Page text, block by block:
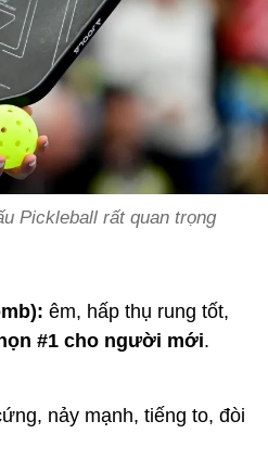
Pickleball rất quan trọng
êm, hấp thụ rung tốt,
#1 cho người mới.
nảy mạnh, tiếng to, đòi